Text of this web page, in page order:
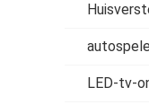
LED-tv-